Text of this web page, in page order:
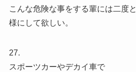
こんな危険な事をする輩には二度
様にして欲しい。
27.
スポーツカーやデカイ車で